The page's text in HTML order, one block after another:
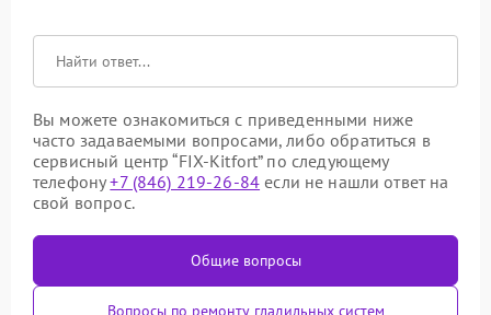
Вы можете ознакомиться с приведенными ниже
часто задаваемыми вопросами, либо обратиться в
сервисный центр “FIX-Kitfort” по следующему
телефону+7 (846) 219-26-84 если не нашли ответ на
свой вопрос.
Общие вопросы
Вопросы по ремонту гладильных систем